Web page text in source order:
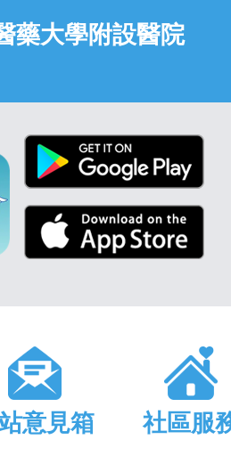
藥大學附設醫院
意見箱 社區服